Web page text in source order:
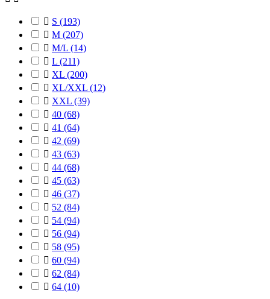
 S (193)
 M (207)
 M/L (14)
 L (211)
 XL (200)
 XL/XXL (12)
 XXL (39)
 40 (68)
 41 (64)
 42 (69)
 43 (63)
 44 (68)
 45 (63)
 46 (37)
 52 (84)
 54 (94)
 56 (94)
 58 (95)
 60 (94)
 62 (84)
 64 (10)